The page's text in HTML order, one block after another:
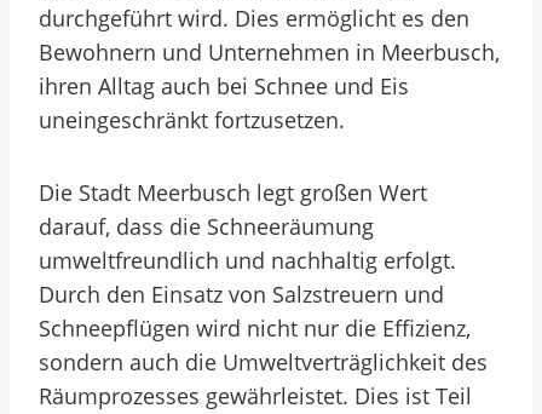
durchgeführt wird. Dies ermöglicht es den
Bewohnern und Unternehmen in Meerbusch,
ihren Alltag auch bei Schnee und Eis
uneingeschränkt fortzusetzen.
Die Stadt Meerbusch legt großen Wert
darauf, dass die Schneeräumung
umweltfreundlich und nachhaltig erfolgt.
Durch den Einsatz von Salzstreuern und
Schneepflügen wird nicht nur die Effizienz,
sondern auch die Umweltverträglichkeit des
Räumprozesses gewährleistet. Dies ist Teil